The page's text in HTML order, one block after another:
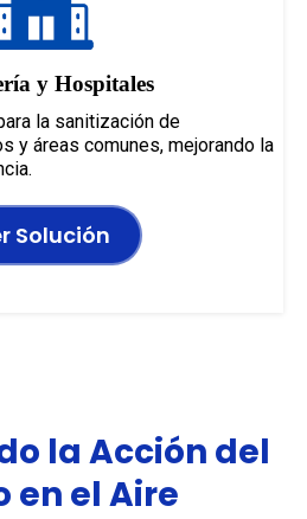
y Hospitales
la sanitización de
y áreas comunes, mejorando la
Solución
la Acción del
en el Aire